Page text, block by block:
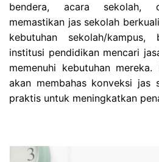
bendera, acara sekolah,
memastikan jas sekolah
kebutuhan sekolah/
institusi pendidikan mencari
memenuhi kebutuhan
akan membahas konveksi jas
praktis untuk meningkatkan